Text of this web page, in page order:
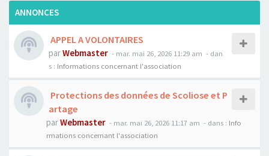
ANNONCES
APPEL A VOLONTAIRES
parWebmaster - mar. mai 26, 2026 11:29 am - dan
s : Informations concernant l'association
Protections des données de Scoliose et P
artage
parWebmaster - mar. mai 26, 2026 11:17 am - dans : Info
rmations concernant l'association